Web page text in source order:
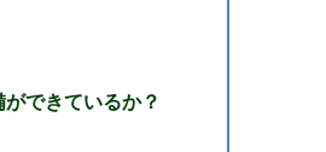
できているか？